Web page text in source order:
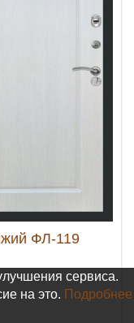
ФЛ-119
сервиса.
на это. Подробнее